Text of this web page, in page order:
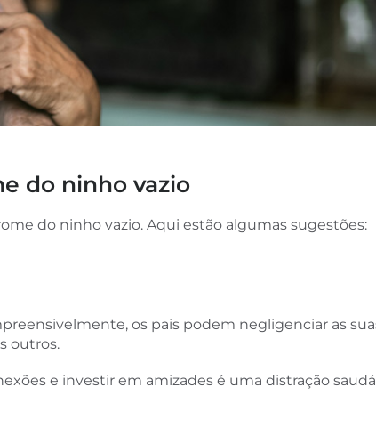
do ninho vazio
do ninho vazio. Aqui estão algumas sugestões:
os pais podem negligenciar as
outros.
e investir em amizades é uma distração